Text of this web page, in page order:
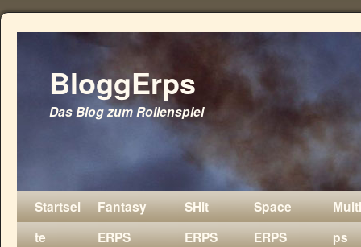
BloggErps
Das Blog zum Rollenspiel
Startsei
te
Fantasy
ERPS
SHit
ERPS
Space
ERPS
ps